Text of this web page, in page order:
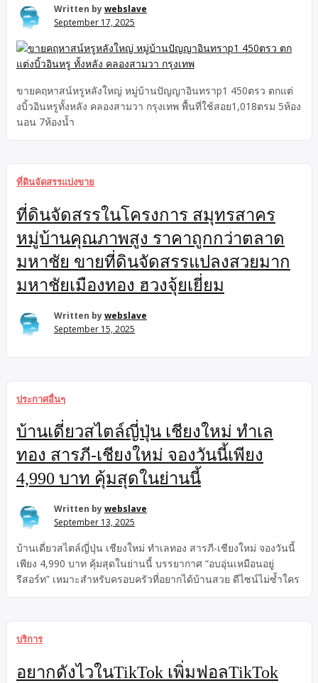
Written bywebslave
September 17, 2025
ขายคฤหาสน์หรูหลังใหญ่ หมู่บ้านปัญญาอินทราp1 450ตรว ตกแต่
งบิ้วอินหรูทั้งหลัง คลองสามวา กรุงเทพ พื้นที่ใช้สอย1,018ตรม 5ห้อง
นอน 7ห้องน้ำ
ที่ดินจัดสรรแบ่งขาย
ที่ดินจัดสรรในโครงการ สมุทรสาคร
หมู่บ้านคุณภาพสูง ราคาถูกกว่าตลาด
มหาชัย ขายที่ดินจัดสรรแปลงสวยมาก
มหาชัยเมืองทอง ฮวงจุ้ยเยี่ยม
Written bywebslave
September 15, 2025
ประกาศอื่นๆ
บ้านเดี่ยวสไตล์ญี่ปุ่น เชียงใหม่ ทำเล
ทอง สารภี-เชียงใหม่ จองวันนี้เพียง
4,990 บาท คุ้มสุดในย่านนี้
Written bywebslave
September 13, 2025
บ้านเดี่ยวสไตล์ญี่ปุ่น เชียงใหม่ ทำเลทอง สารภี-เชียงใหม่ จองวันนี้
เพียง 4,990 บาท คุ้มสุดในย่านนี้ บรรยากาศ “อบอุ่นเหมือนอยู่
รีสอร์ท” เหมาะสำหรับครอบครัวที่อยากได้บ้านสวย ดีไซน์ไม่ซ้ำใคร
บริการ
อยากดังไวในTikTok เพิ่มฟอลTikTok